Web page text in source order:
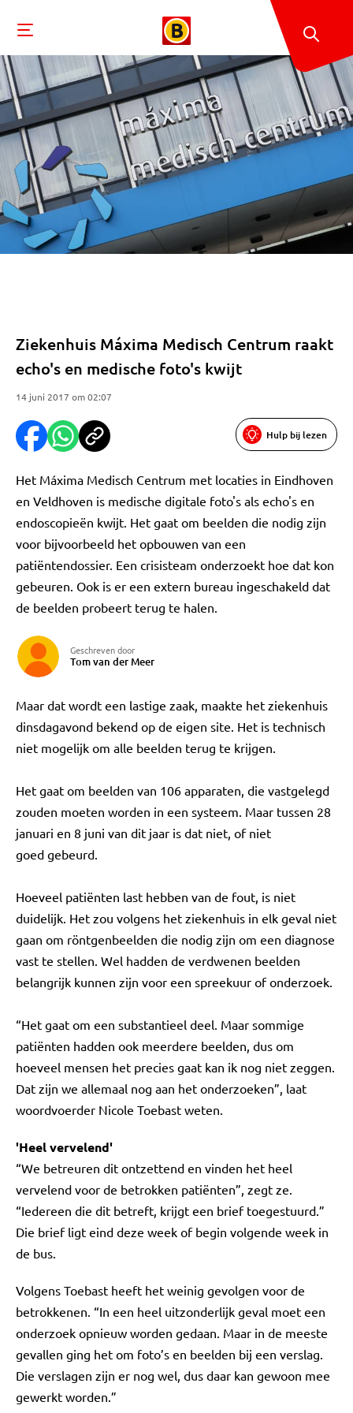
Ziekenhuis Máxima Medisch Centrum raakt
echo's en medische foto's kwijt
14 juni 2017 om 02:07
Hulp bij lezen
Het Máxima Medisch Centrum met locaties in Eindhoven
en Veldhoven is medische digitale foto's als echo's en
endoscopieën kwijt. Het gaat om beelden die nodig zijn
voor bijvoorbeeld het opbouwen van een
patiëntendossier. Een crisisteam onderzoekt hoe dat kon
gebeuren. Ook is er een extern bureau ingeschakeld dat
de beelden probeert terug te halen.
Geschreven door
Tom van der Meer
Maar dat wordt een lastige zaak, maakte het ziekenhuis
dinsdagavond bekend op de eigen site. Het is technisch
niet mogelijk om alle beelden terug te krijgen.
Het gaat om beelden van 106 apparaten, die vastgelegd
zouden moeten worden in een systeem. Maar tussen 28
januari en 8 juni van dit jaar is dat niet, of niet
goed gebeurd.
Hoeveel patiënten last hebben van de fout, is niet
duidelijk. Het zou volgens het ziekenhuis in elk geval niet
gaan om röntgenbeelden die nodig zijn om een diagnose
vast te stellen. Wel hadden de verdwenen beelden
belangrijk kunnen zijn voor een spreekuur of onderzoek.
“Het gaat om een substantieel deel. Maar sommige
patiënten hadden ook meerdere beelden, dus om
hoeveel mensen het precies gaat kan ik nog niet zeggen.
Dat zijn we allemaal nog aan het onderzoeken”, laat
woordvoerder Nicole Toebast weten.
'Heel vervelend'
“We betreuren dit ontzettend en vinden het heel
vervelend voor de betrokken patiënten”, zegt ze.
“Iedereen die dit betreft, krijgt een brief toegestuurd.”
Die brief ligt eind deze week of begin volgende week in
de bus.
Volgens Toebast heeft het weinig gevolgen voor de
betrokkenen. “In een heel uitzonderlijk geval moet een
onderzoek opnieuw worden gedaan. Maar in de meeste
gevallen ging het om foto’s en beelden bij een verslag.
Die verslagen zijn er nog wel, dus daar kan gewoon mee
gewerkt worden.”